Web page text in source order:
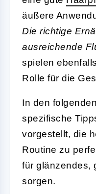
äußere
Die richtige
ausreichende
spielen
Rolle für die
In den
spezifische
vorgestellt, die
Routine zu
für glänzendes,
sorgen.